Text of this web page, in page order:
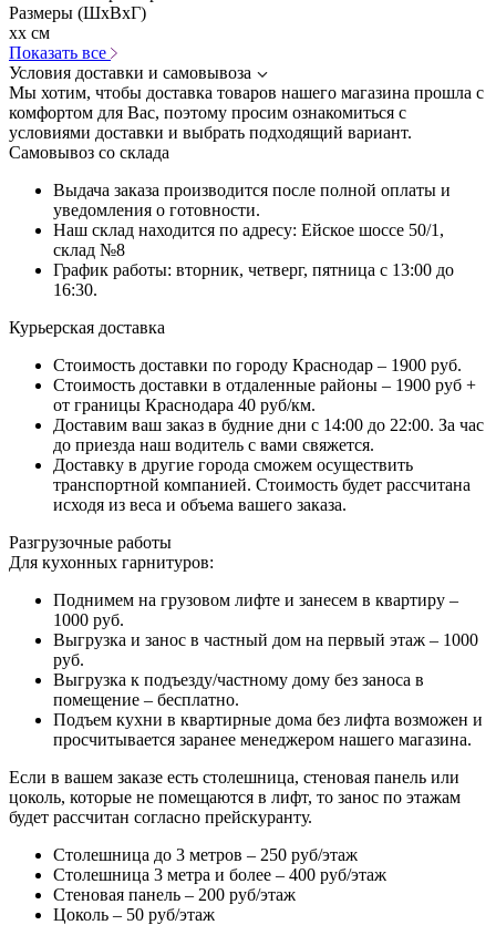
Размеры (ШхВхГ)
xx см
Показать все
Условия доставки и самовывоза
Мы хотим, чтобы доставка товаров нашего магазина прошла с
комфортом для Вас, поэтому просим ознакомиться с
условиями доставки и выбрать подходящий вариант.
Самовывоз со склада
Выдача заказа производится после полной оплаты и
уведомления о готовности.
Наш склад находится по адресу: Ейское шоссе 50/1,
склад №8
График работы: вторник, четверг, пятница с 13:00 до
16:30.
Курьерская доставка
Стоимость доставки по городу Краснодар – 1900 руб.
Стоимость доставки в отдаленные районы – 1900 руб +
от границы Краснодара 40 руб/км.
Доставим ваш заказ в будние дни с 14:00 до 22:00. За час
до приезда наш водитель с вами свяжется.
Доставку в другие города сможем осуществить
транспортной компанией. Стоимость будет рассчитана
исходя из веса и объема вашего заказа.
Разгрузочные работы
Для кухонных гарнитуров:
Поднимем на грузовом лифте и занесем в квартиру –
1000 руб.
Выгрузка и занос в частный дом на первый этаж – 1000
руб.
Выгрузка к подъезду/частному дому без заноса в
помещение – бесплатно.
Подъем кухни в квартирные дома без лифта возможен и
просчитывается заранее менеджером нашего магазина.
Если в вашем заказе есть столешница, стеновая панель или
цоколь, которые не помещаются в лифт, то занос по этажам
будет рассчитан согласно прейскуранту.
Столешница до 3 метров – 250 руб/этаж
Столешница 3 метра и более – 400 руб/этаж
Стеновая панель – 200 руб/этаж
Цоколь – 50 руб/этаж